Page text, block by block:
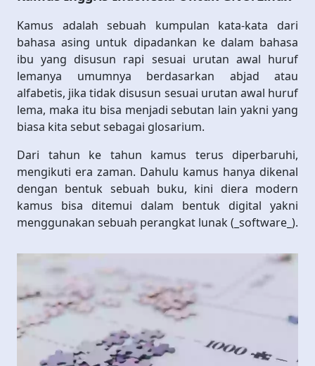
Kamus adalah sebuah kumpulan kata-kata dari
bahasa asing untuk dipadankan ke dalam bahasa
ibu yang disusun rapi sesuai urutan awal huruf
lemanya umumnya berdasarkan abjad atau
alfabetis, jika tidak disusun sesuai urutan awal huruf
lema, maka itu bisa menjadi sebutan lain yakni yang
biasa kita sebut sebagai glosarium.
Dari tahun ke tahun kamus terus diperbaruhi,
mengikuti era zaman. Dahulu kamus hanya dikenal
dengan bentuk sebuah buku, kini diera modern
kamus bisa ditemui dalam bentuk digital yakni
menggunakan sebuah perangkat lunak (_software_).